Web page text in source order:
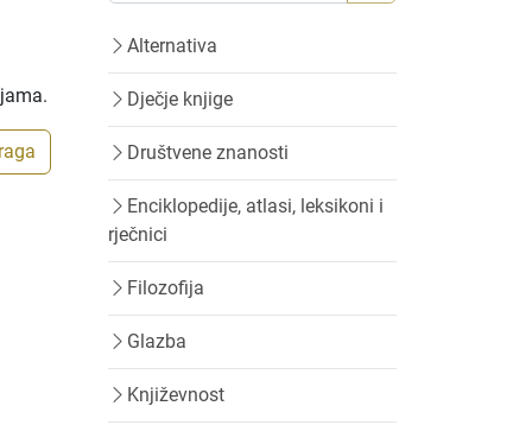
Alternativa
Dječje knjige
Društvene znanosti
Enciklopedije, atlasi, leksikoni i
rječnici
Filozofija
Glazba
Književnost